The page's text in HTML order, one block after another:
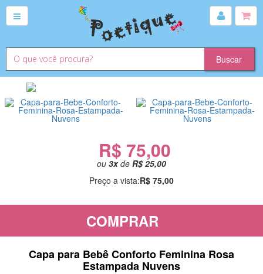
R$ 75,00
ou 3xde R$ 25,00
Preço a vista:R$ 75,00
COMPRAR
Capa para Bebê Conforto Feminina Rosa
Estampada Nuvens